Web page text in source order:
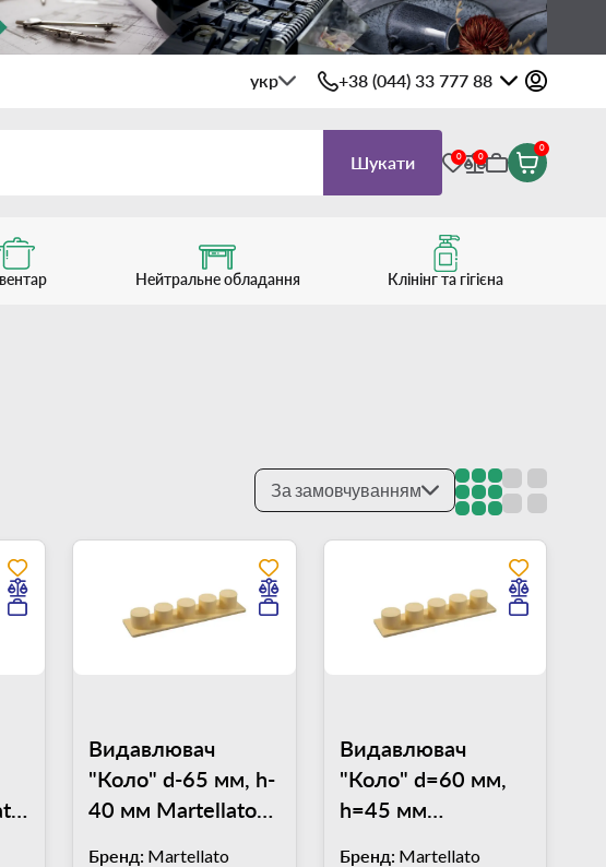
укр +38 (044) 33 777 88
Шукати 0 0
0
Нейтральне обладання Клінінг та гігієна
За замовчуванням
Видавлювач
"Коло" d-65 мм, h-
40 мм Martellato
Бренд: Martellato
Видавлювач
"Коло" d=60 мм,
h=45 мм
Бренд: Martellato